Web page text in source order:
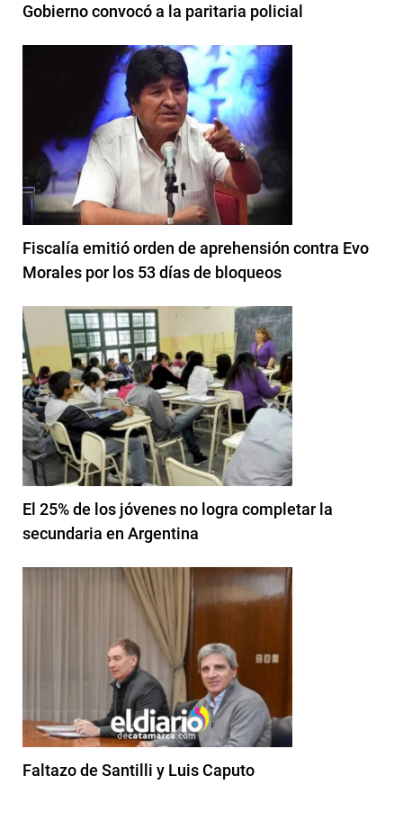
Gobierno convocó a la paritaria policial
Fiscalía emitió orden de aprehensión contra Evo
Morales por los 53 días de bloqueos
El 25% de los jóvenes no logra completar la
secundaria en Argentina
Faltazo de Santilli y Luis Caputo